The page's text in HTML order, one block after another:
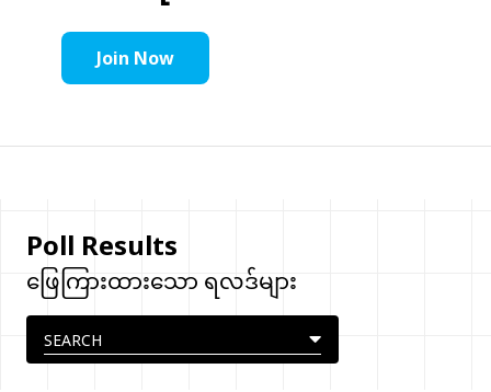
Join Now
Poll Results
ဖြေကြားထားသော ရလဒ်များ